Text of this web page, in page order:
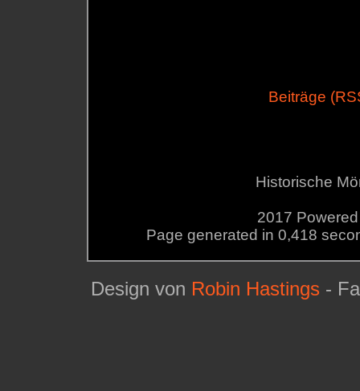
Beiträge
Historische
2017
Page generated in 0,418
Design von Robin Hastings -